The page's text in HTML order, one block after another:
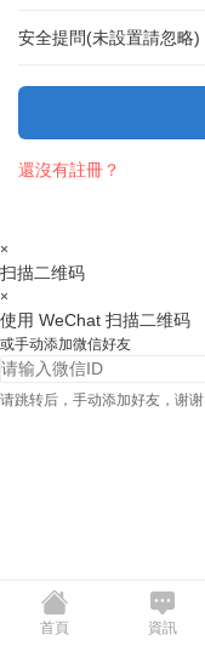
安全提問(未設置請忽略)
還沒有註冊？
×
扫描二维码
×
使用 WeChat 扫描二维码
或手动添加微信好友
请跳转后，手动添加好友，谢谢
首頁 資訊